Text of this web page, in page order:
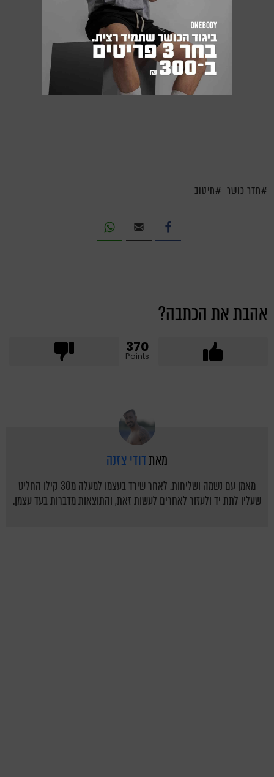
חדר כושר חיטוב
אהבת את הכתבה?
370
Points
מאתדודי צזנה
מאמן עם נשמה ושליחות. לאחר שירד בעצמו למעלה מ30 קילו החליט
שעליו לתת יד ולעזור לאחרים לעשות זאת, והתוצאות מדברות בעד עצמן.